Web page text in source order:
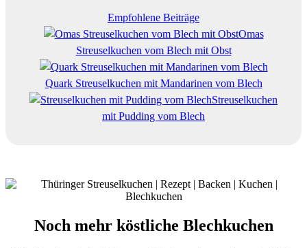
Empfohlene Beiträge
Omas
Streuselkuchen vom Blech mit Obst
Quark Streuselkuchen mit Mandarinen vom Blech
Streuselkuchen
mit Pudding vom Blech
Noch mehr köstliche Blechkuchen